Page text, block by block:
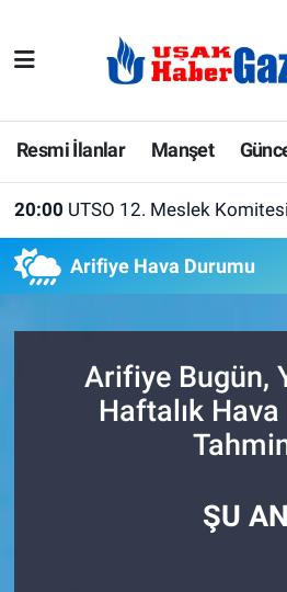
Resmi İlanlar Manşet
20:00 UTSO 12. Meslek Komitesi Ağustos
Arifiye Hava Durumu
Arifiye Bugün,
Haftalık
ŞU AN
E-Gazete
Ekonomi
İlanlar
Köşe Yazarları
Uşak Hava Durumu
Uşak Trafik Yoğunluk
Haber Arşivi